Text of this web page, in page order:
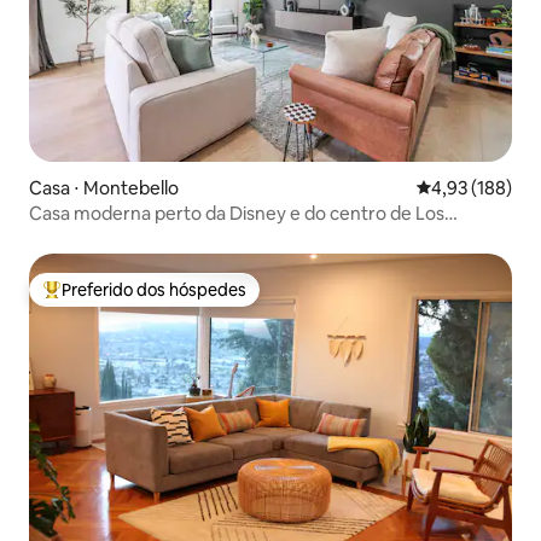
Casa ⋅ Montebello 4,93 de uma
4,93 (188)
Casa moderna perto da Disney e do centro de Los
Entre os melhores preferidos dos hóspedes
Preferido dos hóspedes